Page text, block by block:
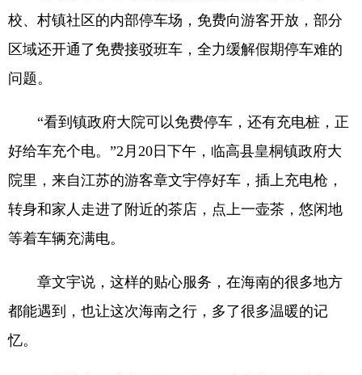
校、村镇社区的内部停车场，免费向游客开放，部分
区域还开通了免费接驳班车，全力缓解假期停车难的
问题。
“看到镇政府大院可以免费停车，还有充电桩，正
好给车充个电。”2月20日下午，临高县皇桐镇政府大
院里，来自江苏的游客章文宇停好车，插上充电枪，
转身和家人走进了附近的茶店，点上一壶茶，悠闲地
等着车辆充满电。
章文宇说，这样的贴心服务，在海南的很多地方
都能遇到，也让这次海南之行，多了很多温暖的记
忆。